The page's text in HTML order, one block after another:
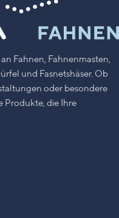
Fahnen, Fahnenmasten,
und Fasnetshäser. Ob
oder besondere
Produkte, die Ihre